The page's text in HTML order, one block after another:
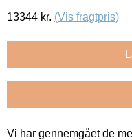
13344 kr. (Vis fragtpris)
Vi har gennemgået de